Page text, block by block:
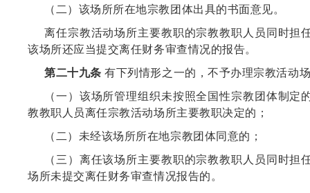
（二）该场所所在地宗教团体出具的书面意见。
离任宗教活动场所主要教职的宗教教职人员同时担
该场所还应当提交离任财务审查情况的报告。
第二十九条 有下列情形之一的，不予办理宗教活动
（一）该场所管理组织未按照全国性宗教团体制
教教职人员离任宗教活动场所主要教职决定的；
（二）未经该场所所在地宗教团体同意的；
（三）离任该场所主要教职的宗教教职人员同时
场所未提交离任财务审查情况报告的。